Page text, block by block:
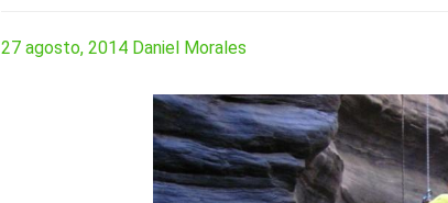
27 agosto, 2014 Daniel Morales